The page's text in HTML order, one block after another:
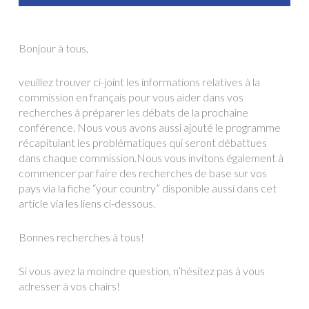
Bonjour à tous,
veuillez trouver ci-joint les informations relatives à la
commission en français pour vous aider dans vos
recherches à préparer les débats de la prochaine
conférence. Nous vous avons aussi ajouté le programme
récapitulant les problématiques qui seront débattues
dans chaque commission.Nous vous invitons également à
commencer par faire des recherches de base sur vos
pays via la fiche “your country” disponible aussi dans cet
article via les liens ci-dessous.
Bonnes recherches à tous!
Si vous avez la moindre question, n’hésitez pas à vous
adresser à vos chairs!